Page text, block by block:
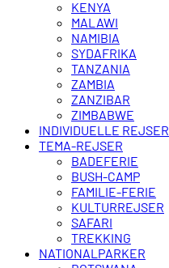
KENYA
MALAWI
NAMIBIA
SYDAFRIKA
TANZANIA
ZAMBIA
ZANZIBAR
ZIMBABWE
INDIVIDUELLE REJSER
TEMA-REJSER
BADEFERIE
BUSH-CAMP
FAMILIE-FERIE
KULTURREJSER
SAFARI
TREKKING
NATIONALPARKER